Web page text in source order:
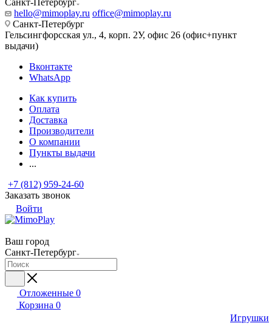
Санкт-Петербург
hello@mimoplay.ru office@mimoplay.ru
Санкт-Петербург
Гельсингфорсская ул., 4, корп. 2У, офис 26 (офис+пункт
выдачи)
Вконтакте
WhatsApp
Как купить
Оплата
Доставка
Производители
О компании
Пункты выдачи
...
+7 (812) 959-24-60
Заказать звонок
Войти
Ваш город
Санкт-Петербург
Отложенные 0
Корзина 0
Игрушки